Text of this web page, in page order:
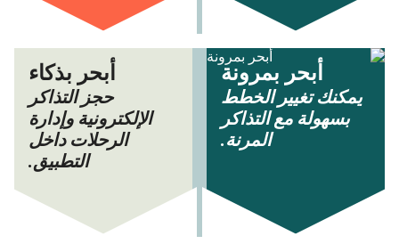
أبحر بمرونة
يمكنك تغيير الخطط
بسهولة مع التذاكر
المرنة.
أبحر بذكاء
حجز التذاكر
الإلكترونية وإدارة
الرحلات داخل
التطبيق.